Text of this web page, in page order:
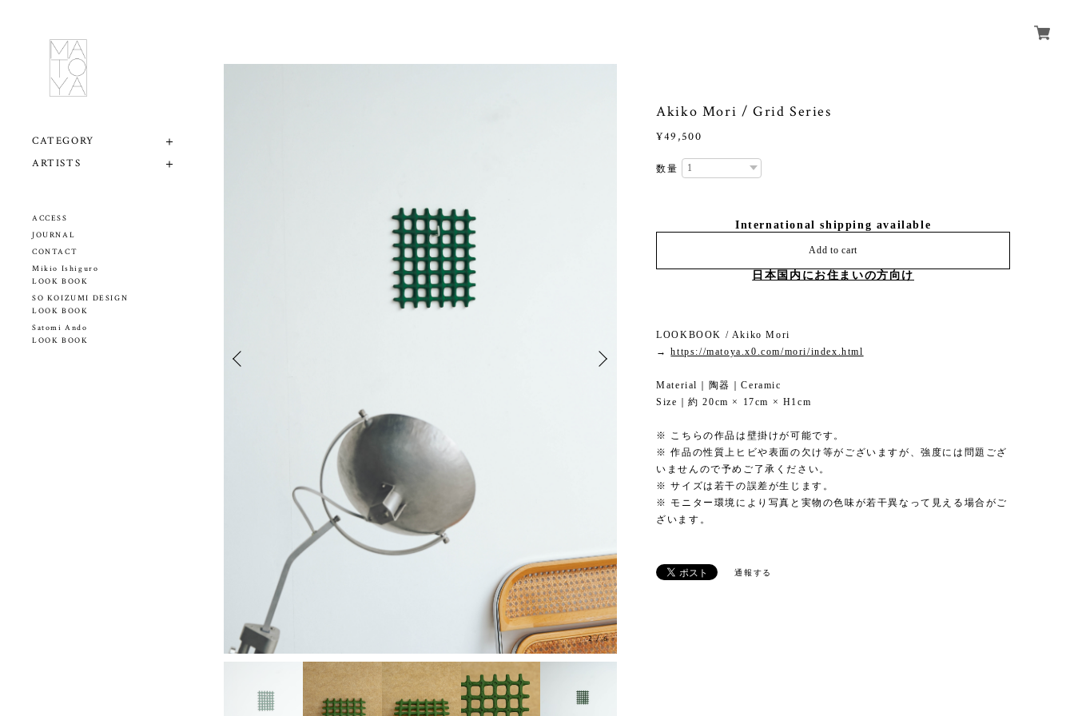
CATEGORY
ARTISTS
ACCESS
JOURNAL
CONTACT
Mikio Ishiguro
LOOK BOOK
SO KOIZUMI DESIGN
LOOK BOOK
Satomi Ando
LOOK BOOK
3/6
Akiko Mori / Grid Series
¥49,500
数量
International shipping available
Add to cart
日本国内にお住まいの方向け
LOOKBOOK / Akiko Mori
→https://matoya.x0.com/mori/index.html
Material｜陶器｜Ceramic
Size｜約 20cm × 17cm × H1cm
※ こちらの作品は壁掛けが可能です。
※ 作品の性質上ヒビや表面の欠け等がございますが、強度には問題ござ
いませんので予めご了承ください。
※ サイズは若干の誤差が生じます。
※ モニター環境により写真と実物の色味が若干異なって見える場合がご
ざいます。
通報する